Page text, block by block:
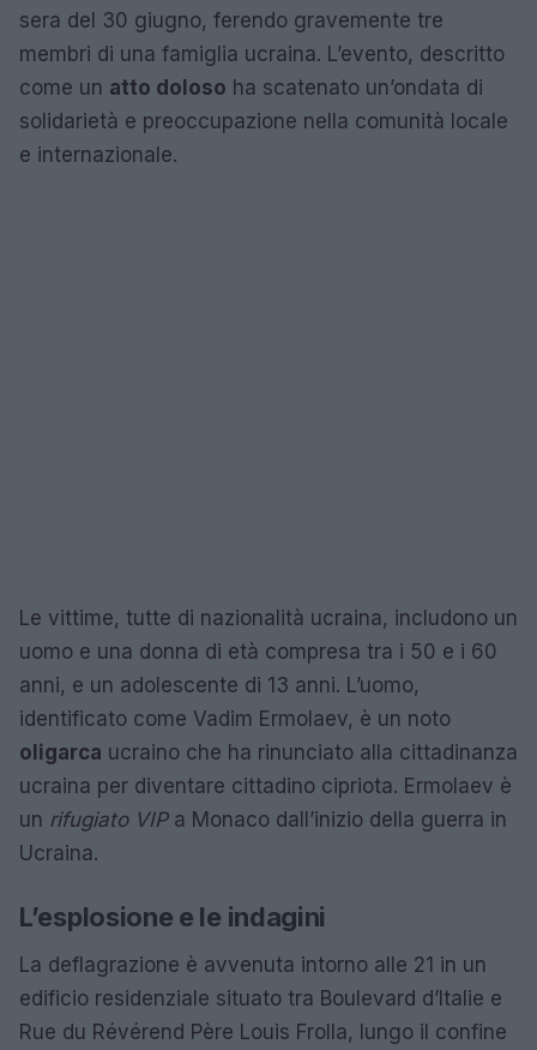
sera del 30 giugno, ferendo gravemente tre
membri di una famiglia ucraina. L’evento, descritto
come un atto doloso ha scatenato un’ondata di
solidarietà e preoccupazione nella comunità locale
e internazionale.
Le vittime, tutte di nazionalità ucraina, includono un
uomo e una donna di età compresa tra i 50 e i 60
anni, e un adolescente di 13 anni. L’uomo,
identificato come Vadim Ermolaev, è un noto
oligarca ucraino che ha rinunciato alla cittadinanza
ucraina per diventare cittadino cipriota. Ermolaev è
un rifugiato VIPa Monaco dall’inizio della guerra in
Ucraina.
L’esplosione e le indagini
La deflagrazione è avvenuta intorno alle 21 in un
edificio residenziale situato tra Boulevard d’Italie e
Rue du Révérend Père Louis Frolla, lungo il confine